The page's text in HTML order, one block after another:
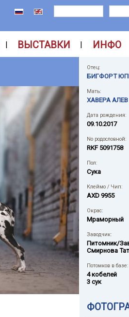
| ВЫСТАВКИ | ИНФО
Отец:
БИГФОРТ
Мать:
ХАВЕРА
Дата рождения:
09.10.2017
No родословной:
RKF 5091758
Пол:
Сука
Клеймо / Чип:
AXD 9955
Окрас:
Мраморный
Заводчик:
Питомник/
Смирнова
Потомков в базе:
4 кобелей
3 сук